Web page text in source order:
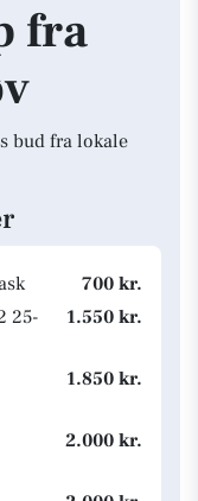
fra
bud fra lokale
700 kr.
25-
1.550 kr.
1.850 kr.
2.000 kr.